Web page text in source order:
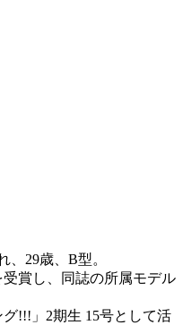
、29歳、B型。
賞し、同誌の所属モデル
グ!!!」2期生 15号として活